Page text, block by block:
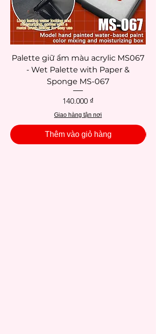
lượng cao phù hợp với nhiều chất liệu và
phong cách vẽ hiện đại để phụ vụ tất các
nhu cầu họa sĩ.
Palette giữ ẩm màu acrylic MS067
- Wet Palette with Paper &
Sponge MS-067
Giá
140.000 ₫
Giao hàng tận nơi
Thêm vào giỏ hàng